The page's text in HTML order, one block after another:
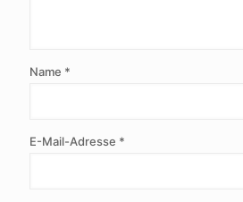
Name *
E-Mail-Adresse *